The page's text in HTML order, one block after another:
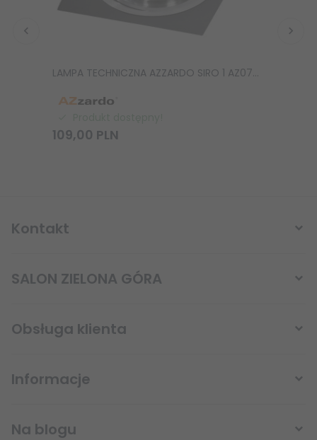
LAMPA TECHNICZNA AZZARDO SIRO 1 AZ0769 CZARNA NOWOCZESNA
109,00 PLN
Kontakt
sklep@lampystudio.pl
SALON ZIELONA GÓRA
Obsługa klienta
Informacje
Na blogu